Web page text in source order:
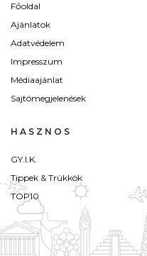
Főoldal
Ajánlatok
Adatvédelem
Impresszum
Médiaajánlat
Sajtómegjelenések
HASZNOS
GY.I.K.
Tippek & Trükkök
TOP10